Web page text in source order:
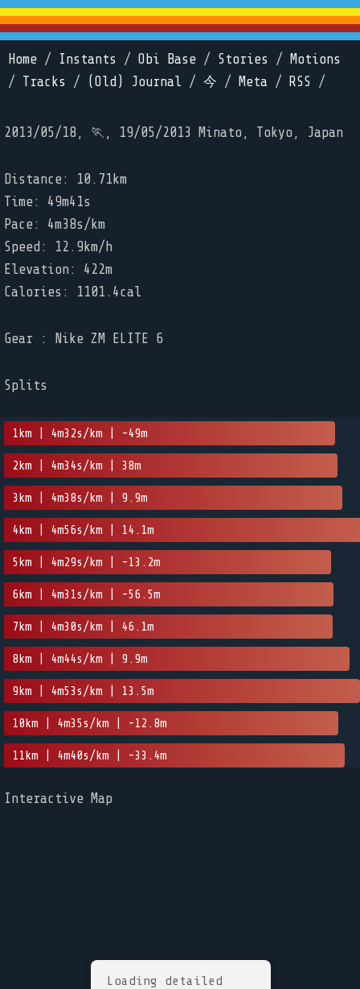
Home / Instants / Obi Base / Stories /
Motions
/ Tracks / (Old) Journal / 今 / Meta / RSS /
2013/05/18, 🏃, 19/05/2013 Minato, Tokyo, Japan
Distance: 10.71km
Time: 49m41s
Pace: 4m38s/km
Speed: 12.9km/h
Elevation: 422m
Calories: 1101.4cal
Gear : Nike ZM ELITE 6
Splits
1km | 4m32s/km | -49m
2km | 4m34s/km | 38m
3km | 4m38s/km | 9.9m
4km | 4m56s/km | 14.1m
5km | 4m29s/km | -13.2m
6km | 4m31s/km | -56.5m
7km | 4m30s/km | 46.1m
8km | 4m44s/km | 9.9m
9km | 4m53s/km | 13.5m
10km | 4m35s/km | -12.8m
11km | 4m40s/km | -33.4m
Interactive Map
Loading detailed